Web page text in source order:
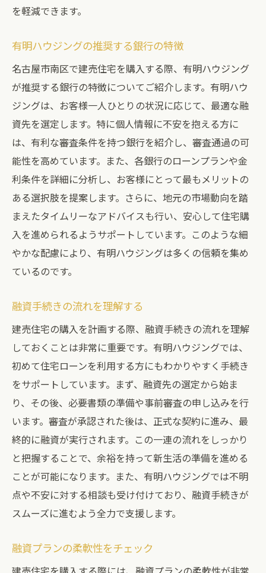
を軽減できます。
有明ハウジングの推奨する銀行の特徴
名古屋市南区で建売住宅を購入する際、有明ハウジング
が推奨する銀行の特徴についてご紹介します。有明ハウ
ジングは、お客様一人ひとりの状況に応じて、最適な融
資先を選定します。特に個人情報に不安を抱える方に
は、有利な審査条件を持つ銀行を紹介し、審査通過の可
能性を高めています。また、各銀行のローンプランや金
利条件を詳細に分析し、お客様にとって最もメリットの
ある選択肢を提案します。さらに、地元の市場動向を踏
まえたタイムリーなアドバイスも行い、安心して住宅購
入を進められるようサポートしています。このような細
やかな配慮により、有明ハウジングは多くの信頼を集め
ているのです。
融資手続きの流れを理解する
建売住宅の購入を計画する際、融資手続きの流れを理解
しておくことは非常に重要です。有明ハウジングでは、
初めて住宅ローンを利用する方にもわかりやすく手続き
をサポートしています。まず、融資先の選定から始ま
り、その後、必要書類の準備や事前審査の申し込みを行
います。審査が承認された後は、正式な契約に進み、最
終的に融資が実行されます。この一連の流れをしっかり
と把握することで、余裕を持って新生活の準備を進める
ことが可能になります。また、有明ハウジングでは不明
点や不安に対する相談も受け付けており、融資手続きが
スムーズに進むよう全力で支援します。
融資プランの柔軟性をチェック